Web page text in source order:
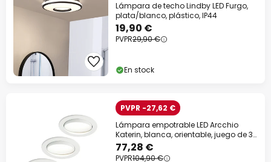
Lámpara de techo Lindby LED Furgo,
plata/blanco, plástico, IP44
19,90 €
PVPR29,90 €
En stock
PVPR -27,62 €
Lámpara empotrable LED Arcchio
Katerin, blanca, orientable, juego de 3
unidades
77,28 €
PVPR104,90 €